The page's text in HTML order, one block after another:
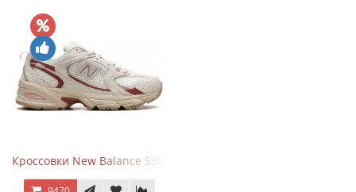
Кроссовки New Balance 530 Festival Pack Clay